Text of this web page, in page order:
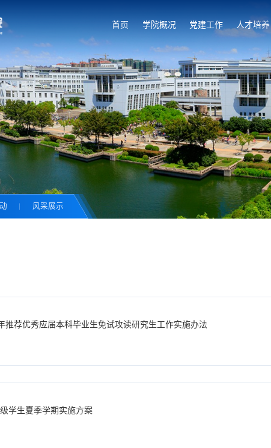
首页 学院概况 党建工作 人才培养
风采展示
推荐优秀应届本科毕业生免试攻读研究生工作实施办法
学生夏季学期实施方案